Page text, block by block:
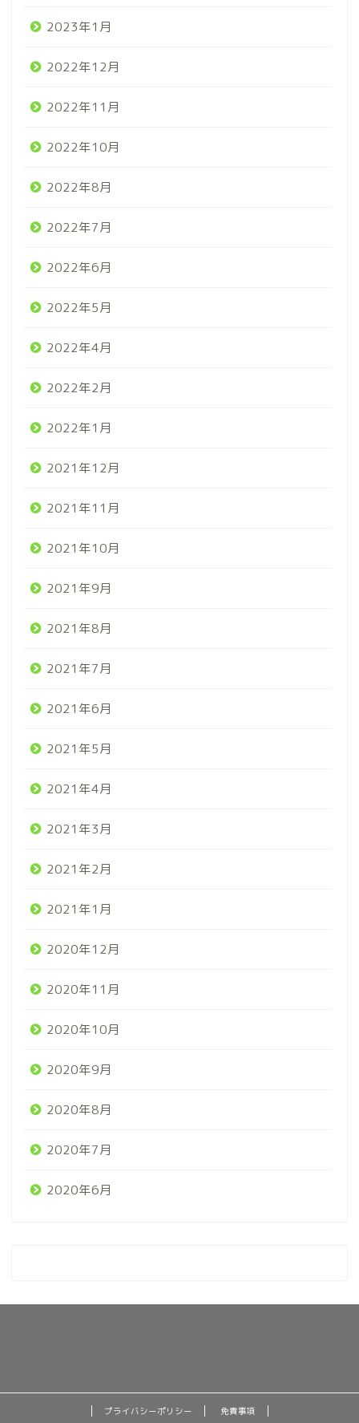
2023年1月
2022年12月
2022年11月
2022年10月
2022年8月
2022年7月
2022年6月
2022年5月
2022年4月
2022年2月
2022年1月
2021年12月
2021年11月
2021年10月
2021年9月
2021年8月
2021年7月
2021年6月
2021年5月
2021年4月
2021年3月
2021年2月
2021年1月
2020年12月
2020年11月
2020年10月
2020年9月
2020年8月
2020年7月
2020年6月
プライバシーポリシー 免責事項